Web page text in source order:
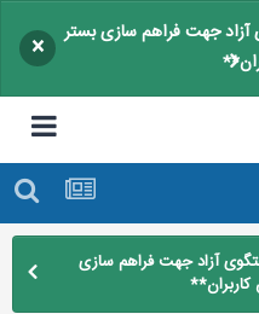
جهت فراهم سازی بستر
×
آزاد جهت فراهم سازی